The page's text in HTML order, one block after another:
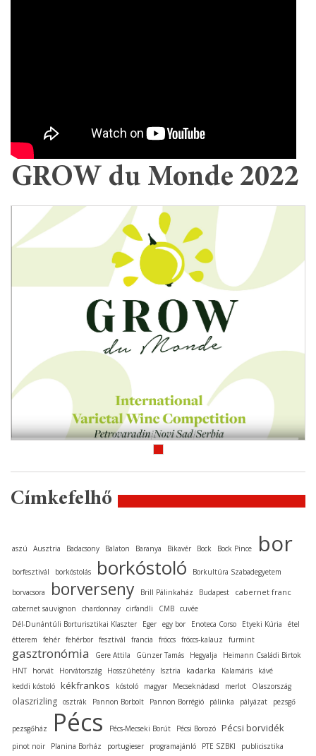
GROW du Monde 2022
Címkefelhő
aszú Ausztria Badacsony Balaton Baranya Bikavér Bock Bock Pince bor
borfesztivál borkóstolás borkóstoló Borkultúra Szabadegyetem
borvacsora borverseny Brill Pálinkaház Budapest cabernet franc
cabernet sauvignon chardonnay cirfandli CMB cuvée
Dél-Dunántúli Borturisztikai Klaszter
Eger egy bor Enoteca Corso Etyeki Kúria
étel
étterem
fehér fehérbor fesztivál francia fröccs fröccs-kalauz furmint
gasztronómia Gere Attila Günzer Tamás Hegyalja
Heimann Családi Birtok
HNT
horvát Horvátország Hosszúhetény Isztria kadarka Kalamáris
kávé
keddi kóstoló kékfrankos kóstoló magyar Mecseknádasd merlot Olaszország
olaszrizling osztrák Pannon Borbolt Pannon Borrégió pálinka pályázat pezsgő
pezsgőház Pécs Pécs-Mecseki Borút Pécsi Borozó Pécsi borvidék
pinot noir Planina Borház portugieser programajánló PTE SZBKI
publicisztika